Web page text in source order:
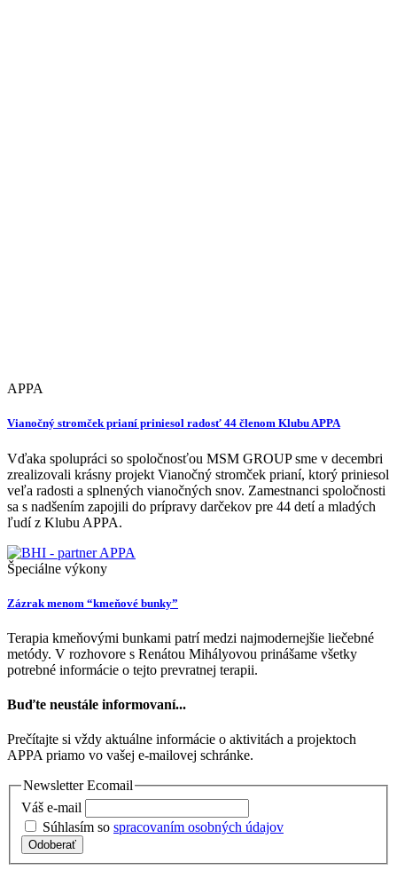
APPA
Vianočný stromček prianí priniesol radosť 44 členom Klubu APPA
Vďaka spolupráci so spoločnosťou MSM GROUP sme v decembri
zrealizovali krásny projekt Vianočný stromček prianí, ktorý priniesol
veľa radosti a splnených vianočných snov. Zamestnanci spoločnosti
sa s nadšením zapojili do prípravy darčekov pre 44 detí a mladých
ľudí z Klubu APPA.
Špeciálne výkony
Zázrak menom “kmeňové bunky”
Terapia kmeňovými bunkami patrí medzi najmodernejšie liečebné
metódy. V rozhovore s Renátou Mihályovou prinášame všetky
potrebné informácie o tejto prevratnej terapii.
Buďte neustále informovaní...
Prečítajte si vždy aktuálne informácie o aktivitách a projektoch
APPA priamo vo vašej e-mailovej schránke.
Newsletter Ecomail
Váš e-mail
Súhlasím so spracovaním osobných údajov
Odoberať